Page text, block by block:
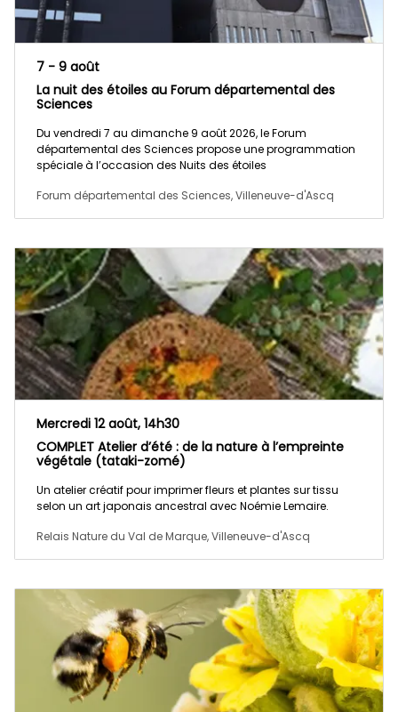
7 - 9 août
La nuit des étoiles au Forum départemental des
Sciences
Du vendredi 7 au dimanche 9 août 2026, le Forum
départemental des Sciences propose une programmation
spéciale à l’occasion des Nuits des étoiles
Forum départemental des Sciences, Villeneuve-d'Ascq
Mercredi 12 août, 14h30
COMPLET Atelier d’été : de la nature à l’empreinte
végétale (tataki-zomé)
Un atelier créatif pour imprimer fleurs et plantes sur tissu
selon un art japonais ancestral avec Noémie Lemaire.
Relais Nature du Val de Marque, Villeneuve-d'Ascq